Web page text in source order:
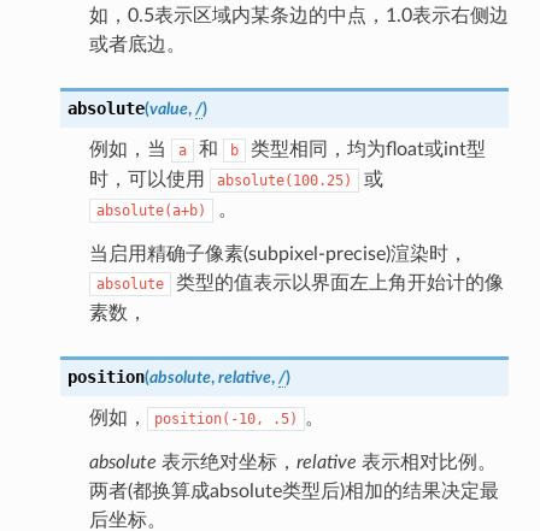
如，0.5表示区域内某条边的中点，1.0表示右侧边
或者底边。
absolute(value, /)
例如，当 a 和 b
类型相同，均为float或int型
时，可以使用
absolute(100.25) 或
absolute(a+b) 。
当启用精确子像素(subpixel-precise)渲染时，
absolute
类型的值表示以界面左上角开始计的像
素数，
position(absolute, relative, /)
例如， position(-10, .5) 。
absolute 表示绝对坐标， relative 表示相对比例。
两者(都换算成absolute类型后)相加的结果决定最
后坐标。